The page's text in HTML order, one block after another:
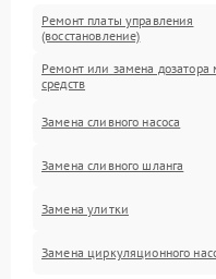
Ремонт платы управления
(восстановление)
Ремонт или замена
средств
Замена сливного насоса
Замена сливного шланга
Замена улитки
Замена циркуляционного